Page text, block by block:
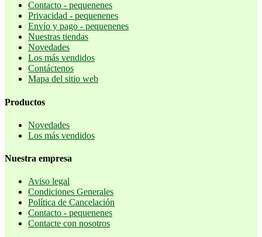
Contacto - pequenenes
Privacidad - pequenenes
Envío y pago - pequenenes
Nuestras tiendas
Novedades
Los más vendidos
Contáctenos
Mapa del sitio web
Productos
Novedades
Los más vendidos
Nuestra empresa
Aviso legal
Condiciones Generales
Política de Cancelación
Contacto - pequenenes
Contacte con nosotros